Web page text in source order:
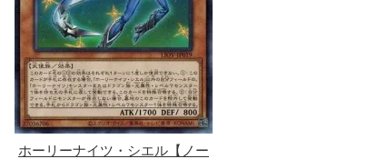
ホーリーナイツ・シエル【ノー